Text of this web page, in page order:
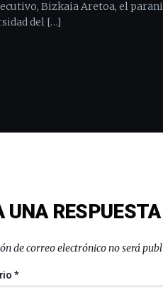
Bizkaia Aretoa, el
del […]
UNA RESPUESTA
de correo electrónico no será
*